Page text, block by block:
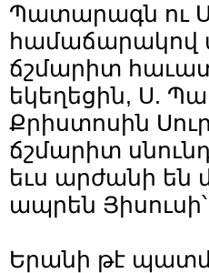
Պատարագն ու
համաճարակով
ճշմարիտ
եկեղեցին, Ս.
Քրիստոսին
ճշմարիտ
եւս արժանի են
ապրեն
Երանի թէ